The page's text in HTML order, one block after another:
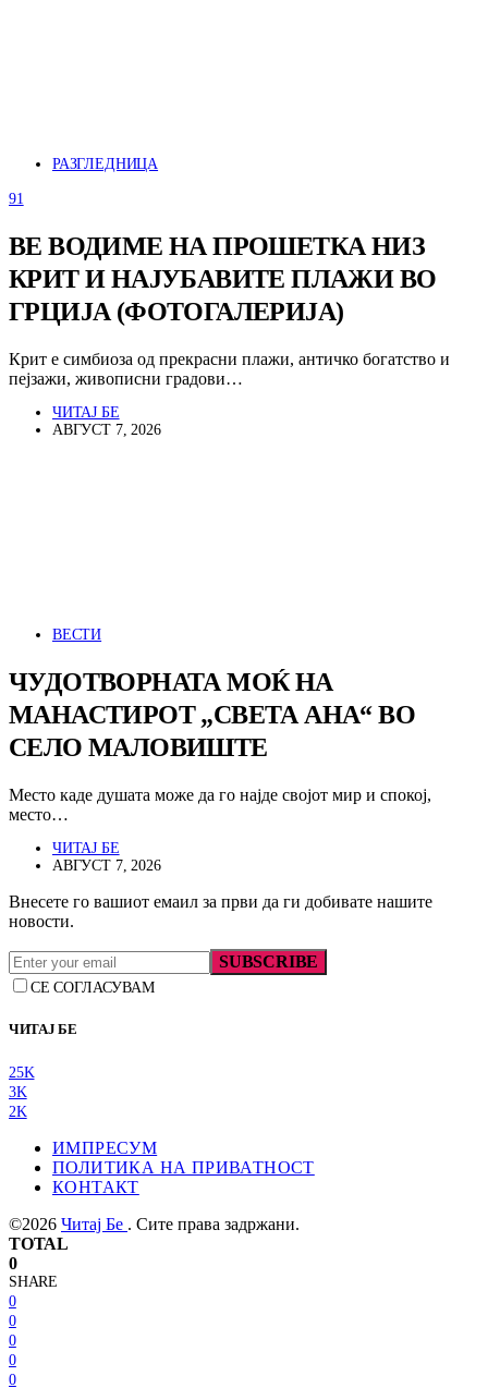
РАЗГЛЕДНИЦА
91
ВЕ ВОДИМЕ НА ПРОШЕТКА НИЗ
КРИТ И НАЈУБАВИТЕ ПЛАЖИ ВО
ГРЦИЈА (ФОТОГАЛЕРИЈА)
Крит е симбиоза од прекрасни плажи, античко богатство и
пејзажи, живописни градови…
ЧИТАЈ БЕ
АВГУСТ 7, 2026
ВЕСТИ
ЧУДОТВОРНАТА МОЌ НА
МАНАСТИРОТ „СВЕТА АНА“ ВО
СЕЛО МАЛОВИШТЕ
Место каде душата може да го најде својот мир и спокој,
место…
ЧИТАЈ БЕ
АВГУСТ 7, 2026
Внесете го вашиот емаил за први да ги добивате нашите
новости.
SUBSCRIBE
СЕ СОГЛАСУВАМ
ЧИТАЈ БЕ
25K
3K
2K
ИМПРЕСУМ
ПОЛИТИКА НА ПРИВАТНОСТ
КОНТАКТ
©2026 Читај Бе . Сите права задржани.
TOTAL
0
SHARE
0
0
0
0
0